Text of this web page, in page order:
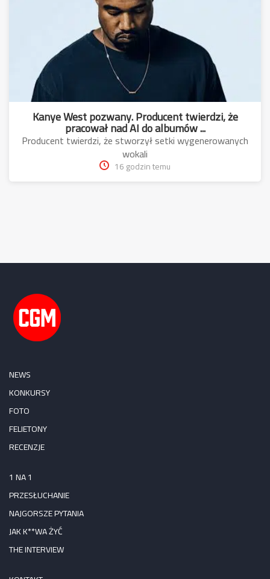
Kanye West pozwany. Producent twierdzi, że
pracował nad AI do albumów ...
Producent twierdzi, że stworzył setki wygenerowanych
wokali
16 godzin temu
NEWS
KONKURSY
FOTO
FELIETONY
RECENZJE
1 NA 1
PRZESŁUCHANIE
NAJGORSZE PYTANIA
JAK K**WA ŻYĆ
THE INTERVIEW